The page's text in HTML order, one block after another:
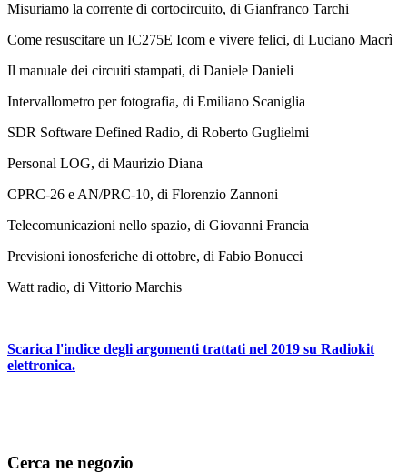
Misuriamo la corrente di cortocircuito, di Gianfranco Tarchi
Come resuscitare un IC275E Icom e vivere felici, di Luciano Macrì
Il manuale dei circuiti stampati, di Daniele Danieli
Intervallometro per fotografia, di Emiliano Scaniglia
SDR Software Defined Radio, di Roberto Guglielmi
Personal LOG, di Maurizio Diana
CPRC-26 e AN/PRC-10, di Florenzio Zannoni
Telecomunicazioni nello spazio, di Giovanni Francia
Previsioni ionosferiche di ottobre, di Fabio Bonucci
Watt radio, di Vittorio Marchis
Scarica l'indice degli argomenti trattati nel 2019 su Radiokit
elettronica.
Cerca ne negozio